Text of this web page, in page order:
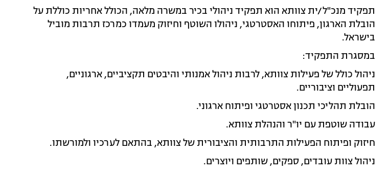
תפקיד מנכ"ל/ית צוותא הוא תפקיד ניהולי בכיר במשרה מלאה, הכולל אחריות כוללת על
הובלת הארגון, פיתוחו האסטרטגי, ניהולו השוטף וחיזוק מעמדו כמרכז תרבות מוביל
בישראל.
במסגרת התפקיד:
ניהול כולל של פעילות צוותא, לרבות ניהול אמנותי והיבטים תקציביים, ארגוניים,
תפעוליים וציבוריים.
הובלת תהליכי תכנון אסטרטגי ופיתוח ארגוני.
עבודה שוטפת עם יו"ר והנהלת צוותא.
חיזוק ופיתוח הפעילות התרבותית והציבורית של צוותא, בהתאם לערכיו ולמורשתו.
ניהול צוות עובדים, ספקים, שותפים ויוצרים.